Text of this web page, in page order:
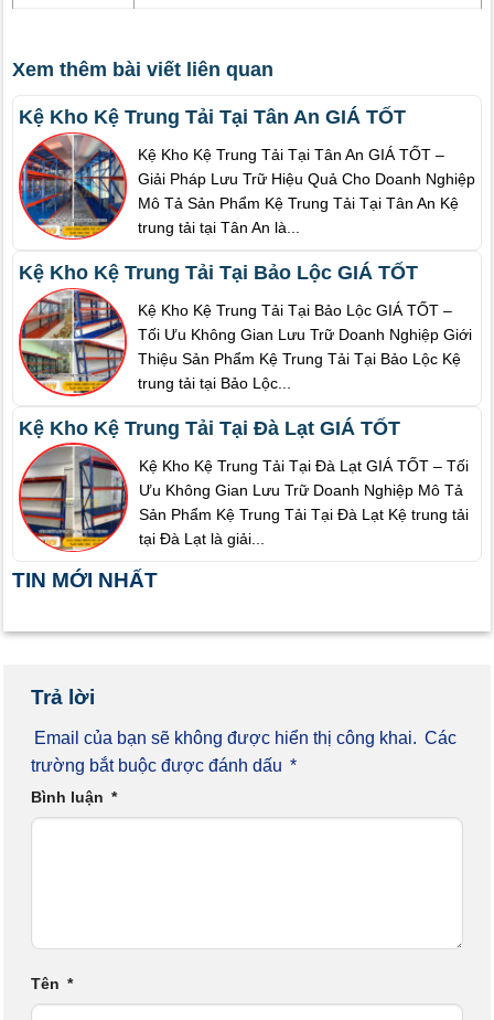
Xem thêm bài viết liên quan
Kệ Kho Kệ Trung Tải Tại Tân An GIÁ TỐT
Kệ Kho Kệ Trung Tải Tại Tân An GIÁ TỐT –
Giải Pháp Lưu Trữ Hiệu Quả Cho Doanh Nghiệp
Mô Tả Sản Phẩm Kệ Trung Tải Tại Tân An Kệ
trung tải tại Tân An là...
Kệ Kho Kệ Trung Tải Tại Bảo Lộc GIÁ TỐT
Kệ Kho Kệ Trung Tải Tại Bảo Lộc GIÁ TỐT –
Tối Ưu Không Gian Lưu Trữ Doanh Nghiệp Giới
Thiệu Sản Phẩm Kệ Trung Tải Tại Bảo Lộc Kệ
trung tải tại Bảo Lộc...
Kệ Kho Kệ Trung Tải Tại Đà Lạt GIÁ TỐT
Kệ Kho Kệ Trung Tải Tại Đà Lạt GIÁ TỐT – Tối
Ưu Không Gian Lưu Trữ Doanh Nghiệp Mô Tả
Sản Phẩm Kệ Trung Tải Tại Đà Lạt Kệ trung tải
tại Đà Lạt là giải...
TIN MỚI NHẤT
Trả lời
Email của bạn sẽ không được hiển thị công khai. Các
trường bắt buộc được đánh dấu *
Bình luận *
Tên *